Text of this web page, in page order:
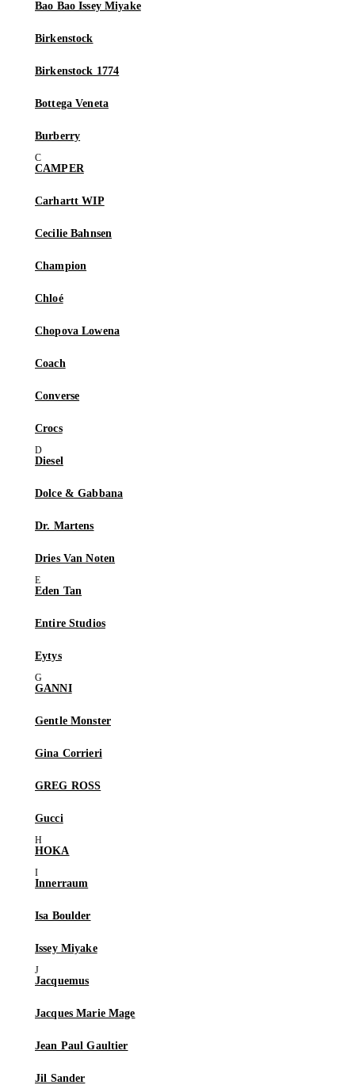
Bao Bao Issey Miyake
Birkenstock
Birkenstock 1774
Bottega Veneta
Burberry
CAMPER
Carhartt WIP
Cecilie Bahnsen
Champion
Chloé
Chopova Lowena
Coach
Converse
Crocs
Diesel
Dolce & Gabbana
Dr. Martens
Dries Van Noten
Eden Tan
Entire Studios
Eytys
GANNI
Gentle Monster
Gina Corrieri
GREG ROSS
Gucci
HOKA
Innerraum
Isa Boulder
Issey Miyake
Jacquemus
Jacques Marie Mage
Jean Paul Gaultier
Jil Sander